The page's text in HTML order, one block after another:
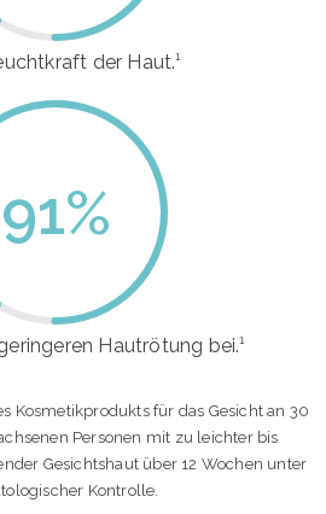
der Haut.¹
91%
Hautrötung bei.¹
Kosmetikprodukts für das Gesicht an 30
Personen mit zu leichter bis
Gesichtshaut über 12 Wochen unter
Kontrolle.